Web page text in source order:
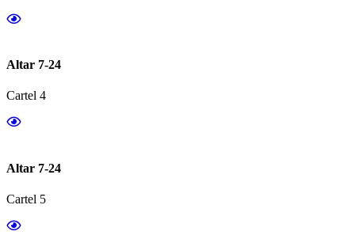
Altar 7-24
Cartel 4
Altar 7-24
Cartel 5